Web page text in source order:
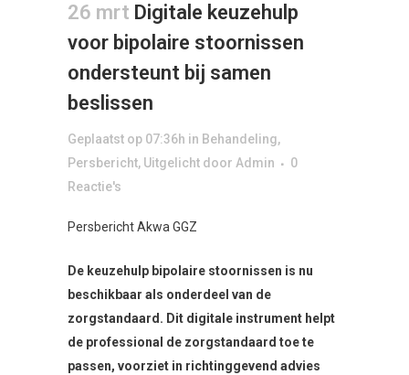
26 mrt Digitale keuzehulp
voor bipolaire stoornissen
ondersteunt bij samen
beslissen
Geplaatst op 07:36h in Behandeling,
Persbericht, Uitgelicht door Admin
0
Reactie's
Persbericht Akwa GGZ
De keuzehulp bipolaire stoornissen is nu
beschikbaar als onderdeel van de
zorgstandaard. Dit digitale instrument helpt
de professional de zorgstandaard toe te
passen, voorziet in richtinggevend advies